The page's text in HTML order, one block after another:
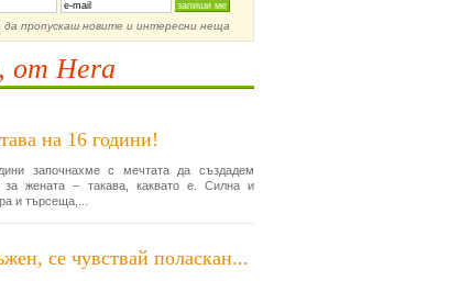
да пропускаш новите и интересни неща
от Hera
на 16 години!
започнахме с мечтата да създадем
за жената – такава, каквато е. Силна и
и търсеща,...
се чувствай поласкан...